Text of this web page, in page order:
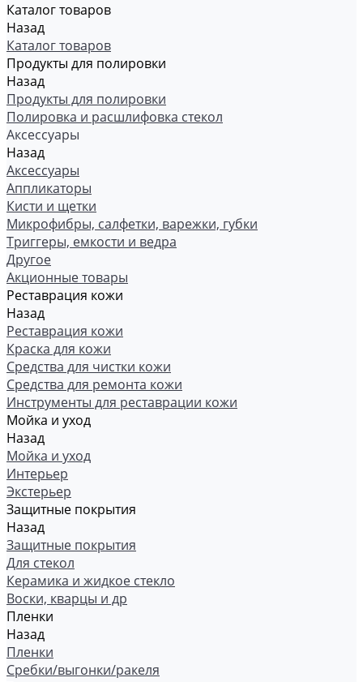
Каталог товаров
Назад
Каталог товаров
Продукты для полировки
Назад
Продукты для полировки
Полировка и расшлифовка стекол
Аксессуары
Назад
Аксессуары
Аппликаторы
Кисти и щетки
Микрофибры, салфетки, варежки, губки
Триггеры, емкости и ведра
Другое
Акционные товары
Реставрация кожи
Назад
Реставрация кожи
Краска для кожи
Средства для чистки кожи
Средства для ремонта кожи
Инструменты для реставрации кожи
Мойка и уход
Назад
Мойка и уход
Интерьер
Экстерьер
Защитные покрытия
Назад
Защитные покрытия
Для стекол
Керамика и жидкое стекло
Воски, кварцы и др
Пленки
Назад
Пленки
Сребки/выгонки/ракеля